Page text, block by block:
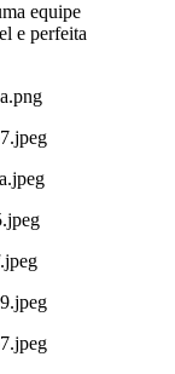
equipe
e perfeita